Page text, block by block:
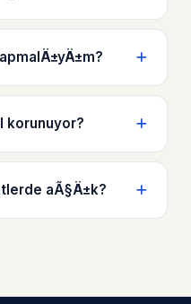
korunuyor?
aÃ§Ä±k?